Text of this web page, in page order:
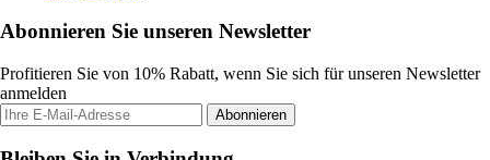
Abonnieren Sie unseren Newsletter
Profitieren Sie von 10% Rabatt, wenn Sie sich für unseren Newsletter
anmelden
Abonnieren